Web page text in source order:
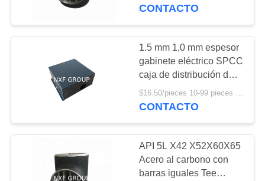
FÁBRICA
CONTROL
CALIDAD
CONTACTA
CON
NOSOTROS
Accesorios
especiales de
aleación
238
espesor SCH10-XXS
CONTACTO
1.5 mm 1,0 mm espesor
gabinete eléctrico SPCC
caja de distribución de
la carcasa de metal
panel eléctrico caja para
$16.50/pieces 10-99 pieces MOQ:10 piezas
CONTACTO
API 5L X42 X52X60X65
Acero al carbono con
barras iguales Tee